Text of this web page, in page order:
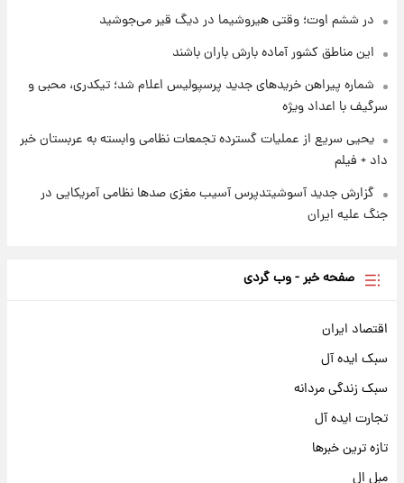
سیگنال‌های جدید برای بازار طلا؛ پیش‌بینی
قیمت سکه و طلا فردا
در ششم اوت؛ وقتی هیروشیما در دیگ قیر می‌جوشید
این مناطق کشور آماده بارش باران باشند
شماره پیراهن خریدهای جدید پرسپولیس اعلام شد؛ تیکدری، محبی و
سرگیف با اعداد ویژه
یحیی سریع از عملیات گسترده تجمعات نظامی وابسته به عربستان خبر
داد + فیلم
گزارش جدید آسوشیتدپرس آسیب مغزی صدها نظامی آمریکایی در
جنگ علیه ایران
صفحه خبر - وب گردی
اقتصاد ایران
سبک ایده آل
سبک زندگی مردانه
تجارت ایده آل
تازه ترین خبرها
مبل ال